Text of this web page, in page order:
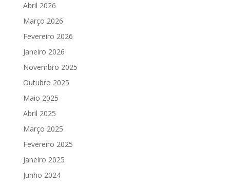
Abril 2026
Março 2026
Fevereiro 2026
Janeiro 2026
Novembro 2025
Outubro 2025
Maio 2025
Abril 2025
Março 2025
Fevereiro 2025
Janeiro 2025
Junho 2024